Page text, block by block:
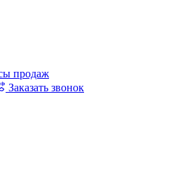
продаж
Заказать звонок